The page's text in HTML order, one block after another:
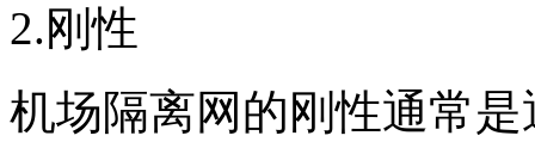
2.刚性
机场隔离网的刚性通常